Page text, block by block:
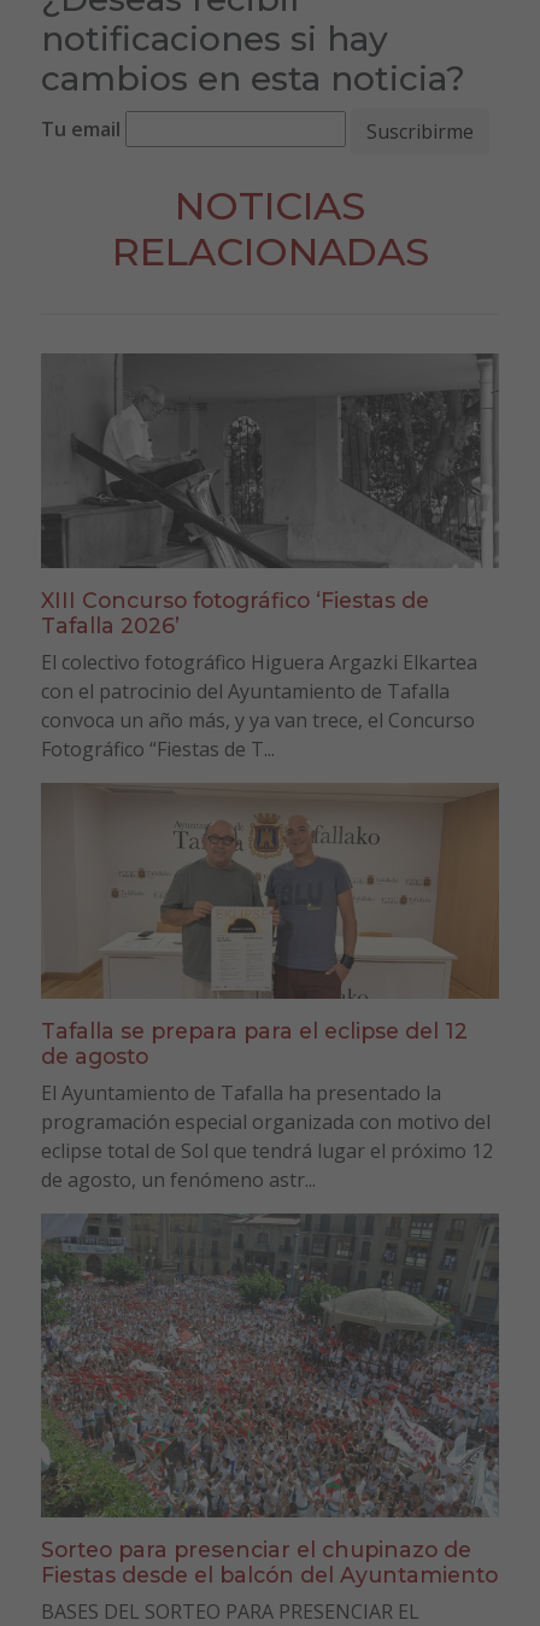
notificaciones si hay
cambios en esta noticia?
Tu email
NOTICIAS
RELACIONADAS
XIII Concurso fotográfico ‘Fiestas de
Tafalla 2026’
El colectivo fotográfico Higuera Argazki Elkartea
con el patrocinio del Ayuntamiento de Tafalla
convoca un año más, y ya van trece, el Concurso
Fotográfico “Fiestas de T...
Tafalla se prepara para el eclipse del 12
de agosto
El Ayuntamiento de Tafalla ha presentado la
programación especial organizada con motivo del
eclipse total de Sol que tendrá lugar el próximo 12
de agosto, un fenómeno astr...
Sorteo para presenciar el chupinazo de
Fiestas desde el balcón del Ayuntamiento
BASES DEL SORTEO PARA PRESENCIAR EL